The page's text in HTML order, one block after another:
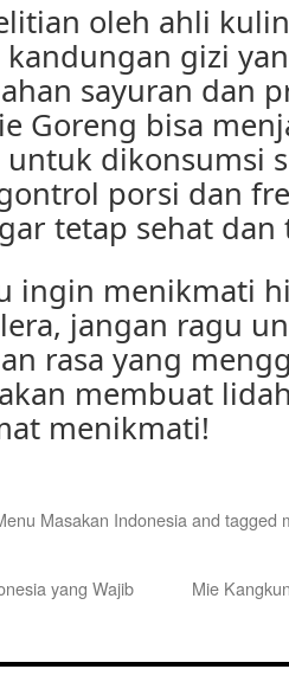
oleh ahli
gizi
sayuran dan
Goreng bisa
dikonsumsi
porsi dan
tetap sehat dan
ingin menikmati
jangan ragu
rasa yang
membuat
menikmati!
Masakan Indonesia and tagged
yang Wajib
Mie